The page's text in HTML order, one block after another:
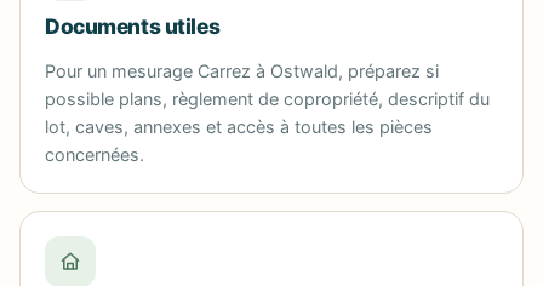
Documents utiles
Pour un mesurage Carrez à Ostwald, préparez si
possible plans, règlement de copropriété, descriptif du
lot, caves, annexes et accès à toutes les pièces
concernées.